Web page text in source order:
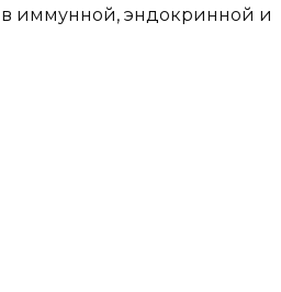
в иммунной, эндокринной и